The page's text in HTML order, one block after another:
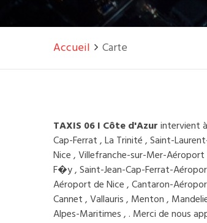
Accueil Carte
TAXIS 06 I Côte d'Azurintervient
Cap-Ferrat , La Trinité , Saint-
Nice , Villefranche-sur-Mer-
F�y , Saint-Jean-Cap-Ferrat-
Aéroport de Nice , Cantaron-
Cannet , Vallauris , Menton ,
Alpes-Maritimes , . Merci de nous